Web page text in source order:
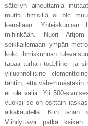
säteilyn aiheuttamia
mutta ihmisillä ei ole
kerrallaan.
mihinkään. Nuori
seikkailemaan ympäri
koko ihmiskunnan
tapaa turhan todellinen ja
yliluonnollisine
tahtiin, että vähemmästäkin
ei ole väliä. Yli 500-
vuoksi se on osittain
aikakaudella. Kun tähän
Viihdyttävä pätkä